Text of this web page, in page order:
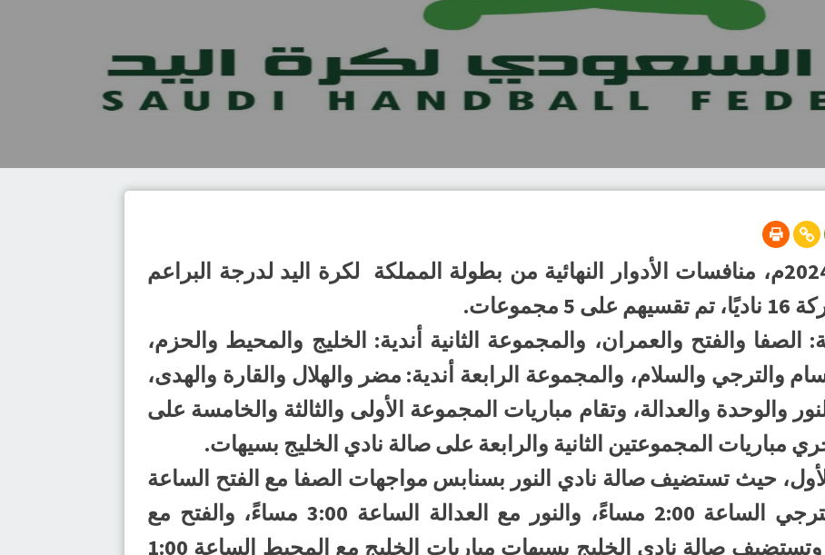
تنطلق غدًا الأربعاء 15 مايو 2024م، منافسات الأدوار النهائية من بطولة المملكة لكرة اليد لدرجة البراعم
والفتح والعمران، والمجموعة الثانية أندية: الخليج والمحيط والحزم،
والترجي والسلام، والمجموعة الرابعة أندية: مضر والهلال والقارة والهدى،
والوحدة والعدالة، وتقام مباريات المجموعة الأولى والثالثة والخامسة على
مباريات المجموعتين الثانية والرابعة على صالة نادي الخليج بسيهات.
الأول، حيث تستضيف صالة نادي النور بسنابس مواجهات الصفا مع الفتح الساعة
1:00 مساءً، والابتسام مع الترجي الساعة 2:00 مساءً، والنور مع العدالة الساعة 3:00 مساءً، والفتح مع
العمران الساعة 4:00 مساءً، وتستضيف صالة نادي الخليج بسيهات مباريات الخليج مع المحيط الساعة 1:00